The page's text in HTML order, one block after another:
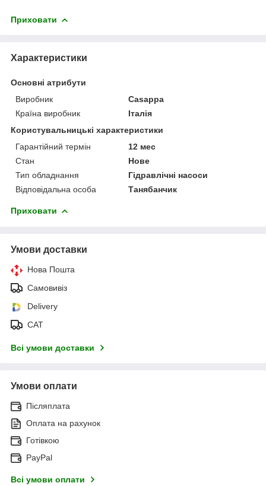
Приховати
Характеристики
Основні атрибути
Виробник
Casappa
Країна виробник
Італія
Користувальницькі характеристики
Гарантійний термін
12 мес
Стан
Нове
Тип обладнання
Гідравлічні насоси
Відповідальна особа
Танябанчик
Приховати
Умови доставки
Нова Пошта
Самовивіз
Delivery
САТ
Всі умови доставки
Умови оплати
Післяплата
Оплата на рахунок
Готівкою
PayPal
Всі умови оплати